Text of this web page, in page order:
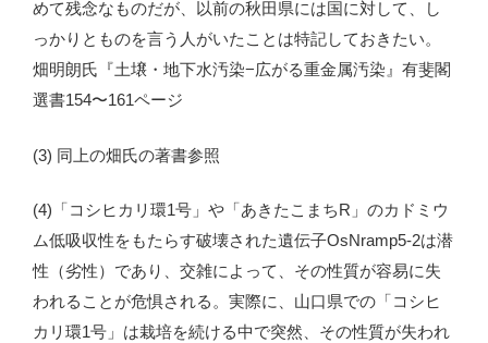
めて残念なものだが、以前の秋田県には国に対して、し
っかりとものを言う人がいたことは特記しておきたい。
畑明朗氏『土壌・地下水汚染−広がる重金属汚染』有斐閣
選書154〜161ページ
(3) 同上の畑氏の著書参照
(4)「コシヒカリ環1号」や「あきたこまちR」のカドミウ
ム低吸収性をもたらす破壊された遺伝子OsNramp5-2は潜
性（劣性）であり、交雑によって、その性質が容易に失
われることが危惧される。実際に、山口県での「コシヒ
カリ環1号」は栽培を続ける中で突然、その性質が失われ